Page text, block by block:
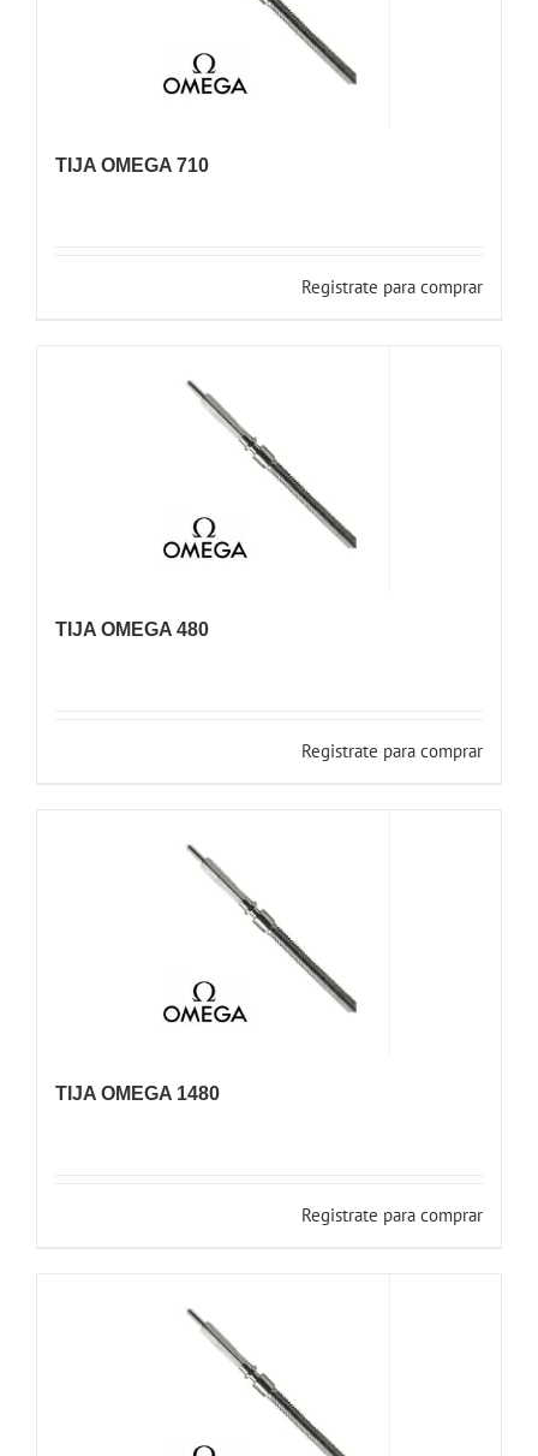
TIJA OMEGA 710
Registrate para comprar
TIJA OMEGA 480
Registrate para comprar
TIJA OMEGA 1480
Registrate para comprar